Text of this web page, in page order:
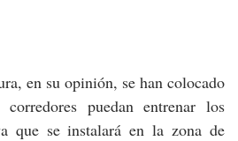
en su opinión, se han colocado
puedan entrenar los
que se instalará en la zona de